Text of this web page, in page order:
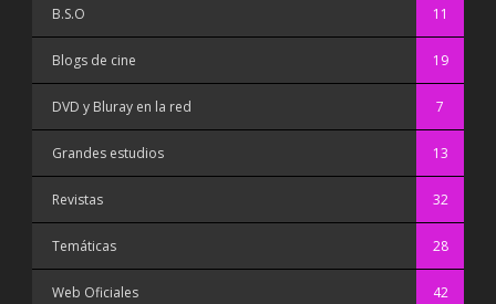
B.S.O 11
Blogs de cine 19
DVD y Bluray en la red 7
Grandes estudios 13
Revistas 32
Temáticas 28
Web Oficiales 42